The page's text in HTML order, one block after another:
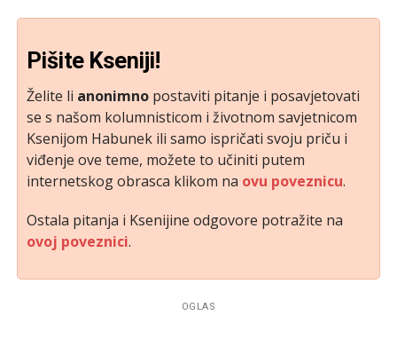
Pišite Kseniji!
Želite li anonimnopostaviti pitanje i posavjetovati
se s našom kolumnisticom i životnom savjetnicom
Ksenijom Habunek ili samo ispričati svoju priču i
viđenje ove teme, možete to učiniti putem
internetskog obrasca klikom na ovu poveznicu.
Ostala pitanja i Ksenijine odgovore potražite na
ovoj poveznici.
OGLAS